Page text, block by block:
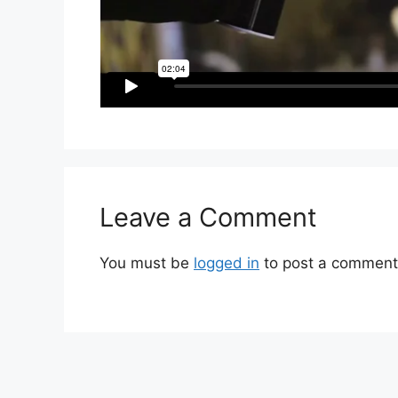
Leave a Comment
You must be logged in to post a